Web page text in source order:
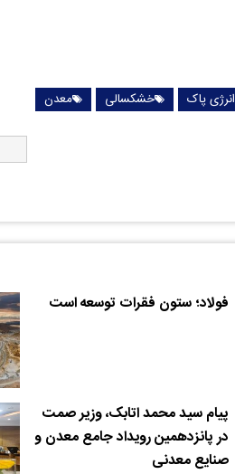
انرژی پاک خشکسالی معدن
فولاد؛ ستون فقرات توسعه است
پیام سید محمد اتابک، وزیر صمت
در پانزدهمین رویداد جامع معدن و
صنایع معدنی